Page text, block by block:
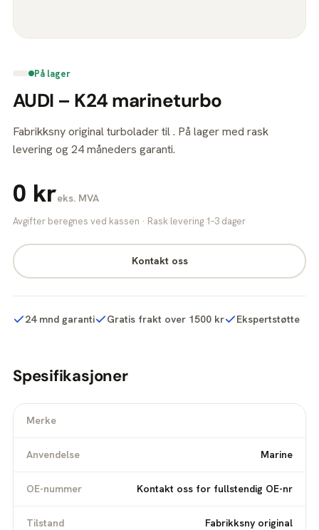
På lager
AUDI – K24 marineturbo
Fabrikksny original turbolader til . På lager med rask
levering og 24 måneders garanti.
0 kreks. MVA
Avgifter beregnes ved kassen · Rask levering 1–3 dager
Kontakt oss
24 mnd garanti Gratis frakt over 1500 kr Ekspertstøtte
Spesifikasjoner
Merke
Anvendelse Marine
OE-nummer Kontakt oss for fullstendig OE-nr
Tilstand Fabrikksny original